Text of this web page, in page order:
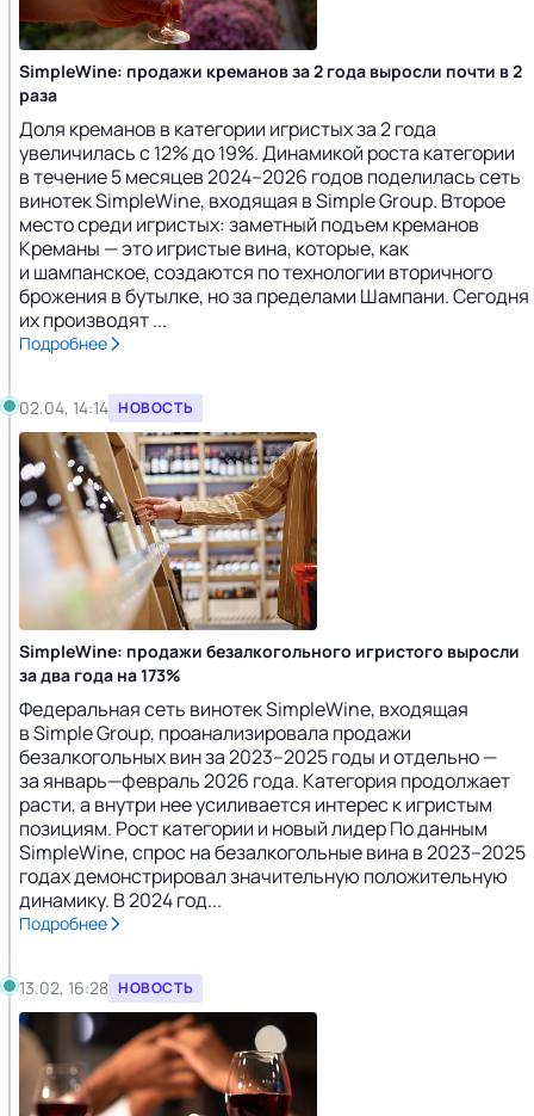
SimpleWine: продажи креманов за 2 года выросли почти в 2
раза
Доля креманов в категории игристых за 2 года
увеличилась с 12% до 19%. Динамикой роста категории
в течение 5 месяцев 2024–2026 годов поделилась сеть
винотек SimpleWine, входящая в Simple Group. Второе
место среди игристых: заметный подъем креманов
Креманы — это игристые вина, которые, как
и шампанское, создаются по технологии вторичного
брожения в бутылке, но за пределами Шампани. Сегодня
их производят ...
Подробнее
02.04, 14:14 НОВОСТЬ
SimpleWine: продажи безалкогольного игристого выросли
за два года на 173%
Федеральная сеть винотек SimpleWine, входящая
в Simple Group, проанализировала продажи
безалкогольных вин за 2023–2025 годы и отдельно —
за январь—февраль 2026 года. Категория продолжает
расти, а внутри нее усиливается интерес к игристым
позициям. Рост категории и новый лидер По данным
SimpleWine, спрос на безалкогольные вина в 2023–2025
годах демонстрировал значительную положительную
динамику. В 2024 год...
Подробнее
13.02, 16:28 НОВОСТЬ